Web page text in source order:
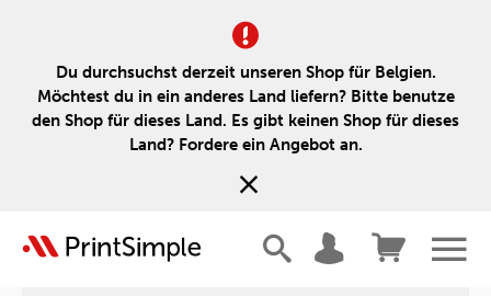
Du durchsuchst derzeit unseren Shop für Belgien.
Möchtest du in ein anderes Land liefern? Bitte benutze
den Shop für dieses Land. Es gibt keinen Shop für dieses
Land? Fordere ein Angebot an.